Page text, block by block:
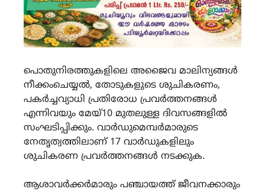
പൊതുനിരത്തുകളിലെ അജൈവ മാലിന്യങ്ങൾ
നീക്കംചെയ്യൽ, തോടുകളുടെ ശുചികരണം,
പകർച്ചവ്യാധി പ്രതിരോധ പ്രവർത്തനങ്ങൾ
എന്നിവയും മേയ്10 മുതലുള്ള ദിവസങ്ങളിൽ
സംഘടിപ്പിക്കും. വാർഡുമെമ്പർമാരുടെ
നേതൃത്വത്തിലാണ് 17 വാർഡുകളിലും
ശുചികരണ പ്രവർത്തനങ്ങൾ നടക്കുക.
ആശാവർക്കർമാരും പഞ്ചായത്ത് ജീവനക്കാരും